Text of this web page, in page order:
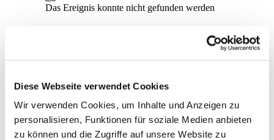
Diese Webseite verwendet Cookies
Wir verwenden Cookies, um Inhalte und Anzeigen zu
personalisieren, Funktionen für soziale Medien anbieten
zu können und die Zugriffe auf unsere Website zu